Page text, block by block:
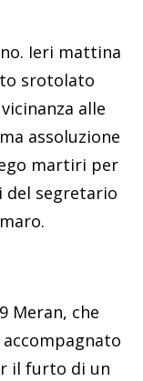
Ieri mattina
srotolato
alle
assoluzione
martiri per
del segretario
Meran, che
il furto di un